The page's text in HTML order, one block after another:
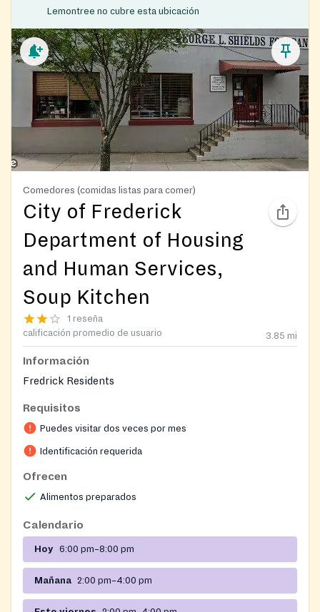
Lemontree no cubre esta ubicación
Comedores (comidas listas para comer)
City of Frederick
Department of Housing
and Human Services,
Soup Kitchen
1 reseña
calificación promedio de usuario
3.85 mi
Información
Fredrick Residents
Requisitos
Puedes visitar dos veces por mes
Identificación requerida
Ofrecen
Alimentos preparados
Calendario
Hoy 6:00 pm–8:00 pm
Mañana 2:00 pm–4:00 pm